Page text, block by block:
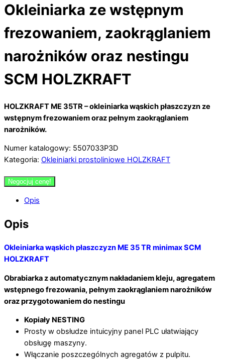
Okleiniarka ze wstępnym
frezowaniem, zaokrąglaniem
narożników oraz nestingu
SCM HOLZKRAFT
HOLZKRAFT ME 35TR – okleiniarka wąskich płaszczyzn ze
wstępnym frezowaniem oraz pełnym zaokrąglaniem
narożników.
Numer katalogowy: 5507033P3D
Kategoria: Okleiniarki prostoliniowe HOLZKRAFT
Negocjuj cenę!
Opis
Opis
Okleiniarka wąskich płaszczyzn ME 35 TR minimax SCM
HOLZKRAFT
Obrabiarka z automatycznym nakładaniem kleju, agregatem
wstępnego frezowania, pełnym zaokrąglaniem narożników
oraz przygotowaniem do nestingu
Kopiały NESTING
Prosty w obsłudze intuicyjny panel PLC ułatwiający
obsługę maszyny.
Włączanie poszczególnych agregatów z pulpitu.